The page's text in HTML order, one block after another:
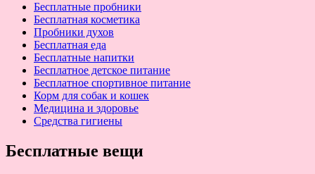
Бесплатные пробники
Бесплатная косметика
Пробники духов
Бесплатная еда
Бесплатные напитки
Бесплатное детское питание
Бесплатное спортивное питание
Корм для собак и кошек
Медицина и здоровье
Средства гигиены
Бесплатные вещи